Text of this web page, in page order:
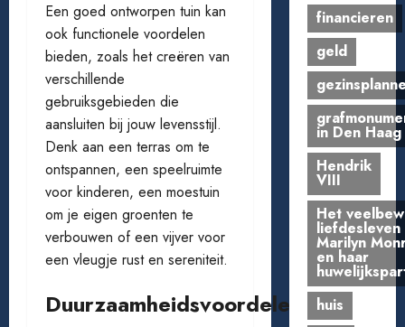
Een goed ontworpen tuin kan
ook functionele voordelen
bieden, zoals het creëren van
verschillende
gebruiksgebieden die
aansluiten bij jouw levensstijl.
Denk aan een terras om te
ontspannen, een speelruimte
voor kinderen, een moestuin
om je eigen groenten te
verbouwen of een vijver voor
een vleugje rust en sereniteit.
Duurzaamheidsvoordelen
financieren
geld
in Den Haag
Hendrik
VIII
Het
liefdesleven
Marilyn
en haar
huis